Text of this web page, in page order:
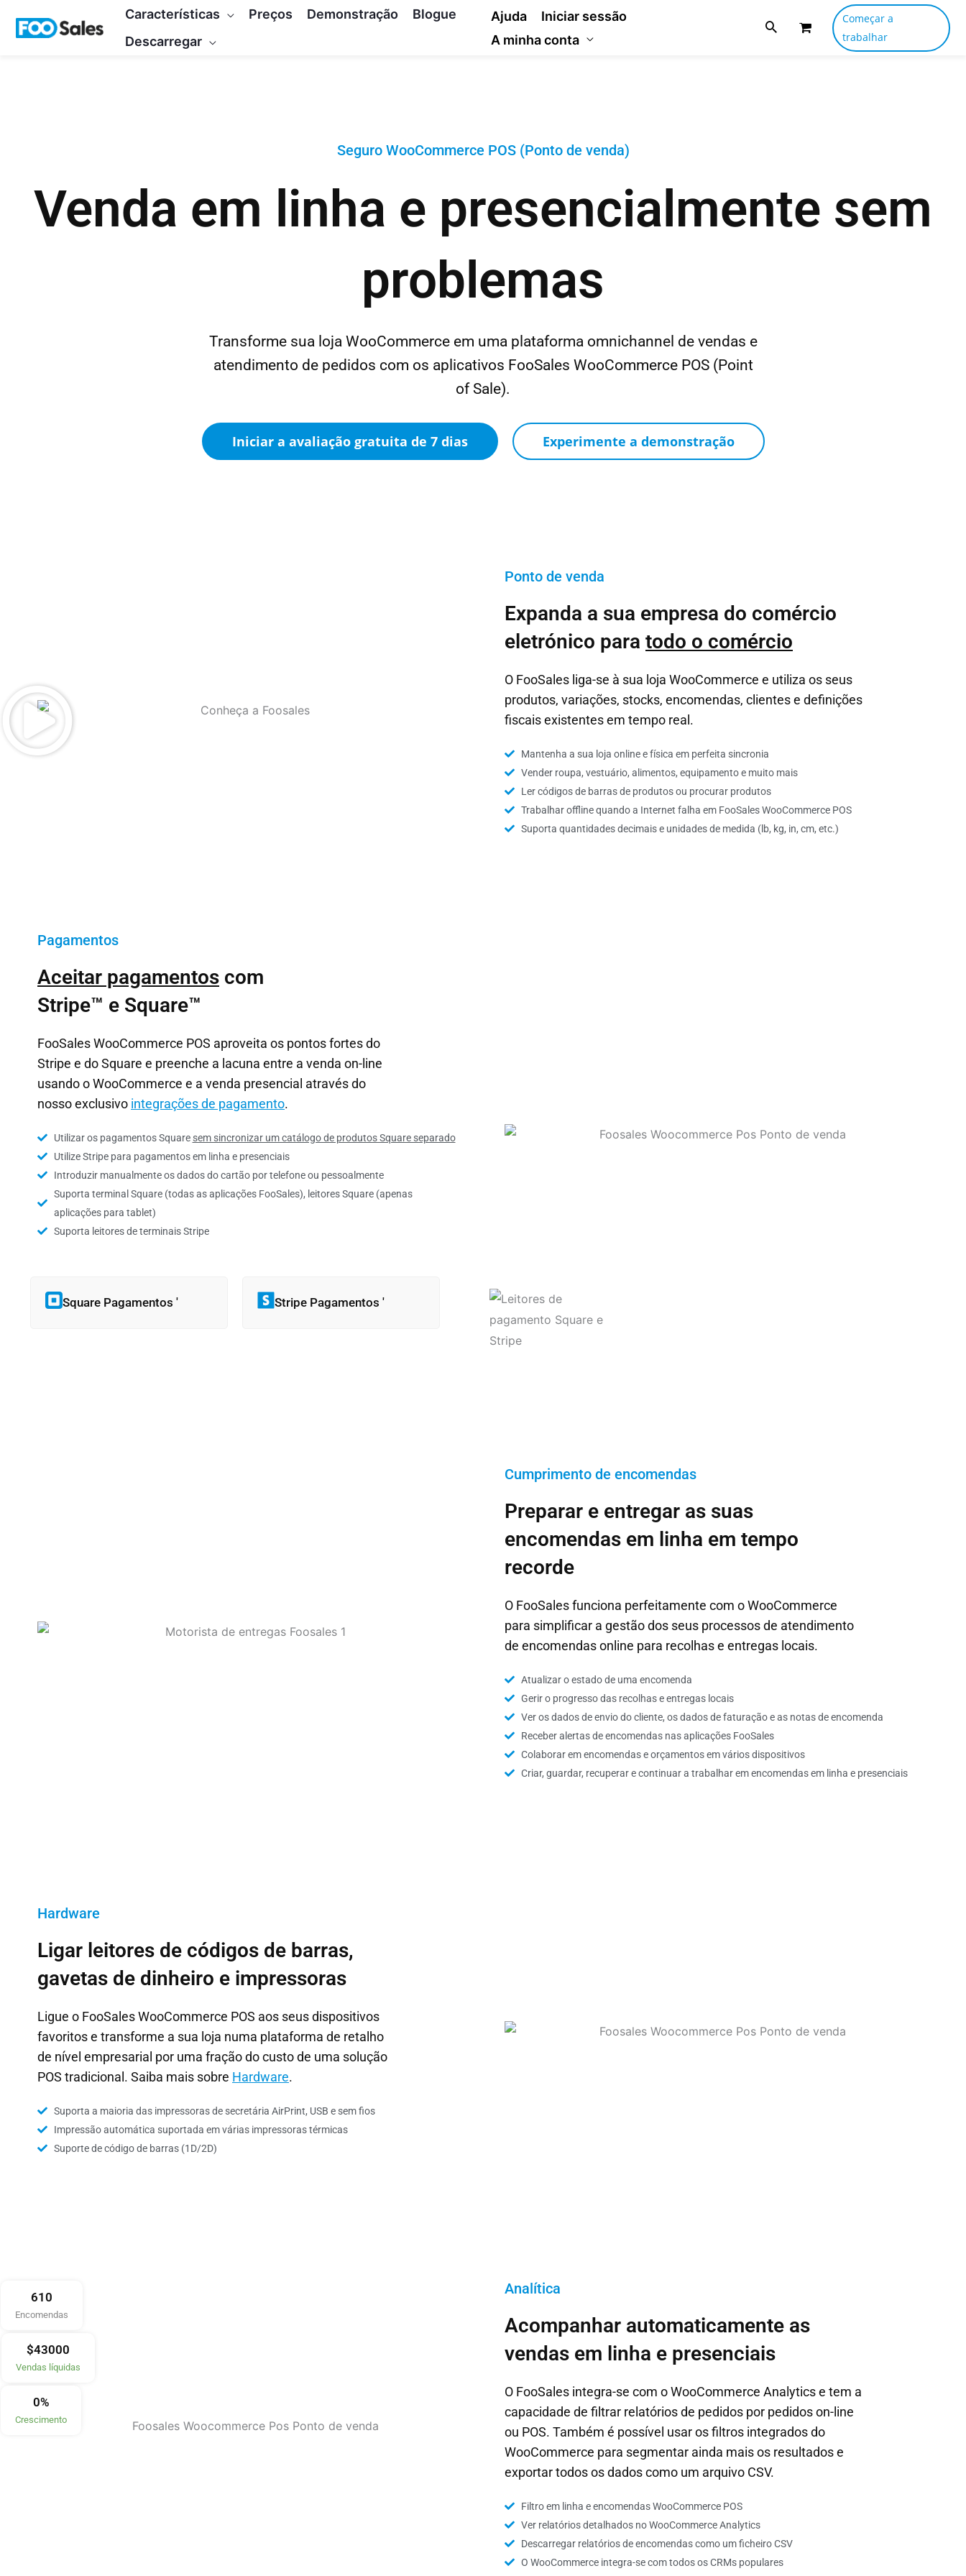
para
Características Preços Demonstração
Blogue
Descarregar
Ajuda
Iniciar sessão
A minha conta
Começar a
trabalhar
Seguro WooCommerce POS (Ponto de venda)
Venda em linha e presencialmente sem
problemas
Transforme sua loja WooCommerce em uma plataforma omnichannel de vendas e
atendimento de pedidos com os aplicativos FooSales WooCommerce POS (Point
of Sale).
Iniciar a avaliação gratuita de 7 dias Experimente a demonstração
Ponto de venda
Expanda a sua empresa do comércio
eletrónico para todo o comércio
O FooSales liga-se à sua loja WooCommerce e utiliza os seus
produtos, variações, stocks, encomendas, clientes e definições
fiscais existentes em tempo real.
Mantenha a sua loja online e física em perfeita sincronia
Vender roupa, vestuário, alimentos, equipamento e muito mais
Ler códigos de barras de produtos ou procurar produtos
Trabalhar offline quando a Internet falha em FooSales WooCommerce POS
Suporta quantidades decimais e unidades de medida (lb, kg, in, cm, etc.)
Pagamentos
Aceitar pagamentos com
Stripe™ e Square™
FooSales WooCommerce POS aproveita os pontos fortes do
Stripe e do Square e preenche a lacuna entre a venda on-line
usando o WooCommerce e a venda presencial através do
nosso exclusivo integrações de pagamento.
Utilizar os pagamentos Square sem sincronizar um catálogo de produtos Square separado
Utilize Stripe para pagamentos em linha e presenciais
Introduzir manualmente os dados do cartão por telefone ou pessoalmente
Suporta terminal Square (todas as aplicações FooSales), leitores Square (apenas
aplicações para tablet)
Suporta leitores de terminais Stripe
Square Pagamentos ' Stripe Pagamentos '
Cumprimento de encomendas
Preparar e entregar as suas
encomendas em linha em tempo
recorde
O FooSales funciona perfeitamente com o WooCommerce
para simplificar a gestão dos seus processos de atendimento
de encomendas online para recolhas e entregas locais.
Atualizar o estado de uma encomenda
Gerir o progresso das recolhas e entregas locais
Ver os dados de envio do cliente, os dados de faturação e as notas de encomenda
Receber alertas de encomendas nas aplicações FooSales
Colaborar em encomendas e orçamentos em vários dispositivos
Criar, guardar, recuperar e continuar a trabalhar em encomendas em linha e presenciais
Hardware
Ligar leitores de códigos de barras,
gavetas de dinheiro e impressoras
Ligue o FooSales WooCommerce POS aos seus dispositivos
favoritos e transforme a sua loja numa plataforma de retalho
de nível empresarial por uma fração do custo de uma solução
POS tradicional. Saiba mais sobre Hardware.
Suporta a maioria das impressoras de secretária AirPrint, USB e sem fios
Impressão automática suportada em várias impressoras térmicas
Suporte de código de barras (1D/2D)
Encomendas
610
Vendas líquidas
$43000
Crescimento
0%
Analítica
Acompanhar automaticamente as
vendas em linha e presenciais
O FooSales integra-se com o WooCommerce Analytics e tem a
capacidade de filtrar relatórios de pedidos por pedidos on-line
ou POS. Também é possível usar os filtros integrados do
WooCommerce para segmentar ainda mais os resultados e
exportar todos os dados como um arquivo CSV.
Filtro em linha e encomendas WooCommerce POS
Ver relatórios detalhados no WooCommerce Analytics
Descarregar relatórios de encomendas como um ficheiro CSV
O WooCommerce integra-se com todos os CRMs populares